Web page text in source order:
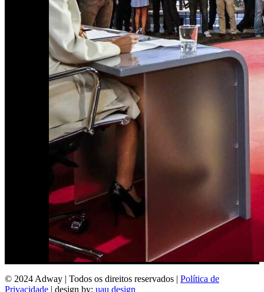
© 2024 Adway | Todos os direitos reservados | Política de
Privacidade | design by: uau design